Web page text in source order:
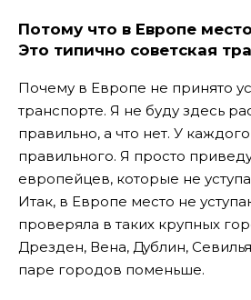
Потому что в Европе
Это типично советская
Почему в Европе не принято
транспорте. Я не буду здесь
правильно, а что нет. У
правильного. Я просто
европейцев, которые не
Итак, в Европе место не
проверяла в таких крупных
Дрезден, Вена, Дублин,
паре городов поменьше.